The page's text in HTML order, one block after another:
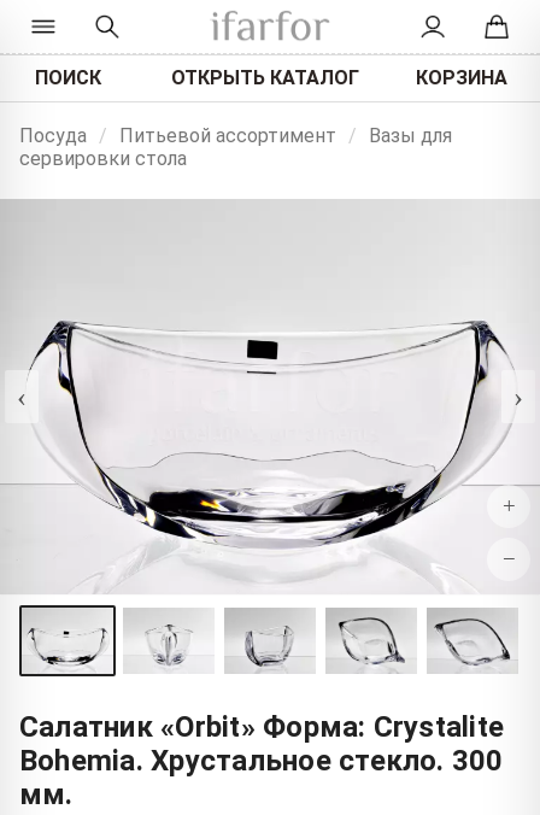
ПОИСК ОТКРЫТЬ КАТАЛОГ КОРЗИНА
Посуда / Питьевой ассортимент /
Вазы для
сервировки стола
‹ ›
+
−
Салатник «Orbit» Форма: Crystalite
Bohemia. Хрустальное стекло. 300
мм.